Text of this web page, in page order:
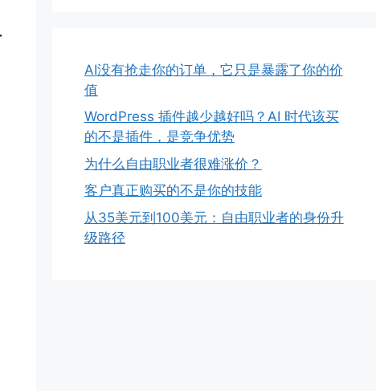
AI没有抢走你的订单，它只是暴露了你的价
值
WordPress 插件越少越好吗？AI 时代该买
的不是插件，是竞争优势
为什么自由职业者很难涨价？
客户真正购买的不是你的技能
从35美元到100美元：自由职业者的身份升
级路径